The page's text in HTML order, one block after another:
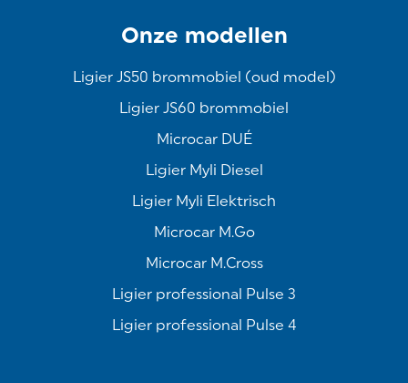
Onze modellen
Ligier JS50 brommobiel (oud model)
Ligier JS60 brommobiel
Microcar DUÉ
Ligier Myli Diesel
Ligier Myli Elektrisch
Microcar M.Go
Microcar M.Cross
Ligier professional Pulse 3
Ligier professional Pulse 4